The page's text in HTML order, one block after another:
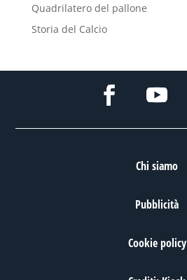
Quadrilatero del pallone
Storia del Calcio
Chi siamo
Pubblicità
Cookie policy